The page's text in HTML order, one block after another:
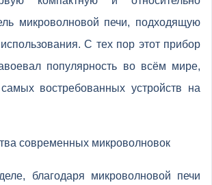
микроволновой печи, подходящую
С тех пор этот прибор
популярность во всём мире,
востребованных устройств на
современных микроволновок
благодаря микроволновой печи